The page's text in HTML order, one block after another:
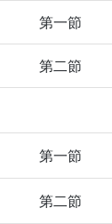
第一節
第二節
第一節
第二節